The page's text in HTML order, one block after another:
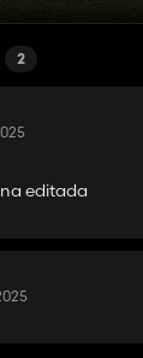
2
editada